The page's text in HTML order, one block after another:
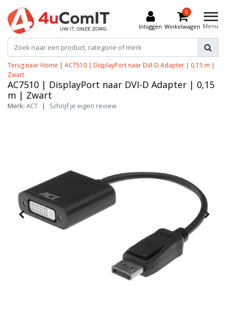
Inloggen
0
Winkelwagen Menu
Terug naar Home | AC7510 | DisplayPort naar DVI-D Adapter | 0,15 m |
Zwart
AC7510 | DisplayPort naar DVI-D Adapter | 0,15
m | Zwart
Merk: ACT | Schrijf je eigen review